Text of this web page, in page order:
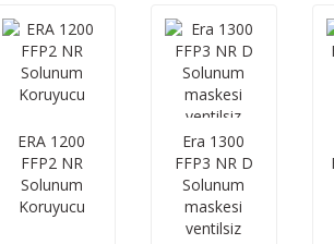
ERA 1200
FFP2 NR
Solunum
Koruyucu
Era 1300
FFP3 NR D
Solunum
maskesi
ventilsiz